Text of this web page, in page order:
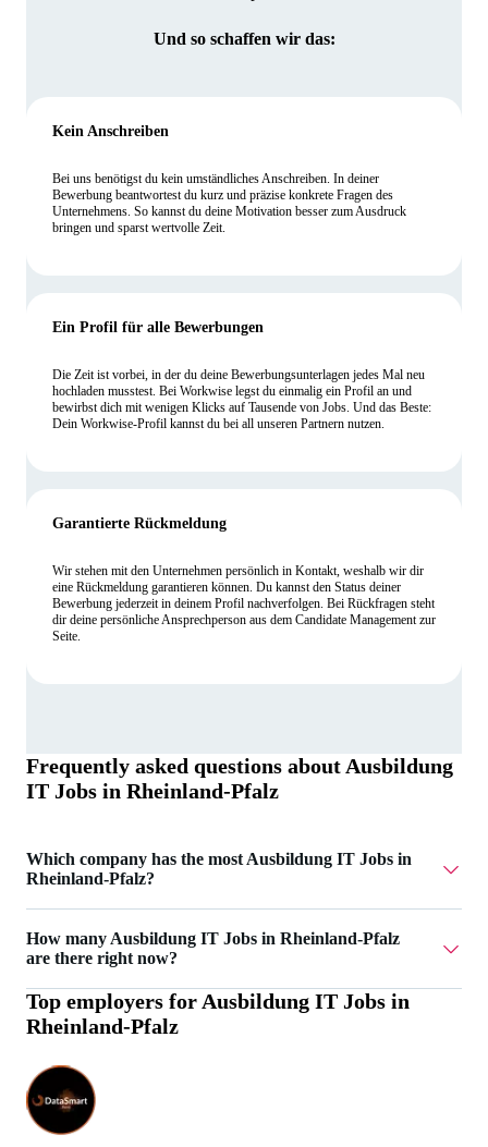
Und so schaffen wir das:
Kein Anschreiben
Bei uns benötigst du kein umständliches Anschreiben. In deiner
Bewerbung beantwortest du kurz und präzise konkrete Fragen des
Unternehmens. So kannst du deine Motivation besser zum Ausdruck
bringen und sparst wertvolle Zeit.
Ein Profil für alle Bewerbungen
Die Zeit ist vorbei, in der du deine Bewerbungsunterlagen jedes Mal neu
hochladen musstest. Bei Workwise legst du einmalig ein Profil an und
bewirbst dich mit wenigen Klicks auf Tausende von Jobs. Und das Beste:
Dein Workwise-Profil kannst du bei all unseren Partnern nutzen.
Garantierte Rückmeldung
Wir stehen mit den Unternehmen persönlich in Kontakt, weshalb wir dir
eine Rückmeldung garantieren können. Du kannst den Status deiner
Bewerbung jederzeit in deinem Profil nachverfolgen. Bei Rückfragen steht
dir deine persönliche Ansprechperson aus dem Candidate Management zur
Seite.
Frequently asked questions about Ausbildung
IT Jobs in Rheinland-Pfalz
Which company has the most Ausbildung IT Jobs in
Rheinland-Pfalz?
Rheinland-Pfalz.
How many Ausbildung IT Jobs in Rheinland-Pfalz
are there right now?
Currently there are 3 Ausbildung IT Jobs in Rheinland-
Pfalz.
Top employers for Ausbildung IT Jobs in
Rheinland-Pfalz